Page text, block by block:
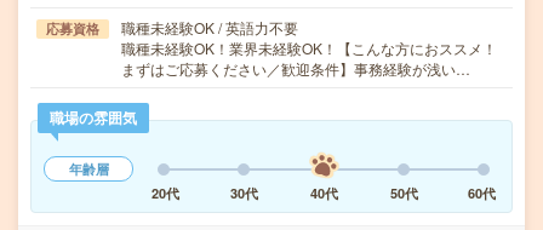
応募資格
職種未経験OK / 英語力不要
職種未経験OK！業界未経験OK！【こんな方におススメ！
まずはご応募ください／歓迎条件】事務経験が浅い…
職場の雰囲気
年齢層
20代
30代 40代 50代 60代